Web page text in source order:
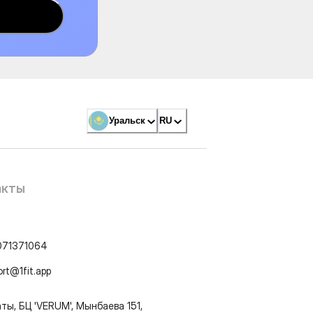
Уральск RU
БЦ 'VERUM', Мынбаева 151,